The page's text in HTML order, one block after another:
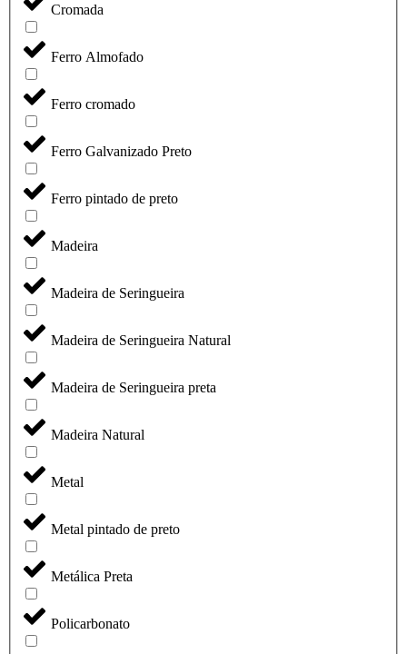
Cromada
Ferro Almofado
Ferro cromado
Ferro Galvanizado Preto
Ferro pintado de preto
Madeira
Madeira de Seringueira
Madeira de Seringueira Natural
Madeira de Seringueira preta
Madeira Natural
Metal
Metal pintado de preto
Metálica Preta
Policarbonato